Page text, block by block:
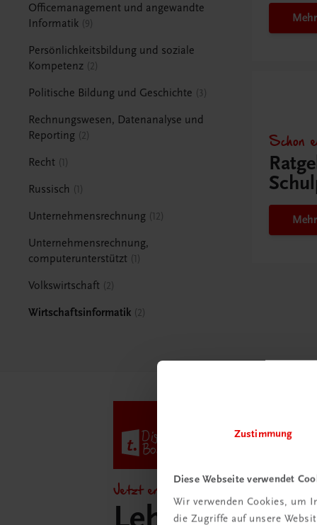
Zustimmung
Diese Webseite verwendet
Wir verwenden Cookies, um
die Zugriffe auf unsere
Officemanagement und angewandte
Informatik 9
Persönlichkeitsbildung und soziale
Kompetenz 2
Politische Bildung und Geschichte 3
Rechnungswesen, Datenanalyse und
Reporting 2
Recht 1
Russisch 1
Unternehmensrechnung 12
Unternehmensrechnung,
computerunterstützt 1
Volkswirtschaft 2
Wirtschaftsinformatik 2
Schon
Jetzt entdecken!